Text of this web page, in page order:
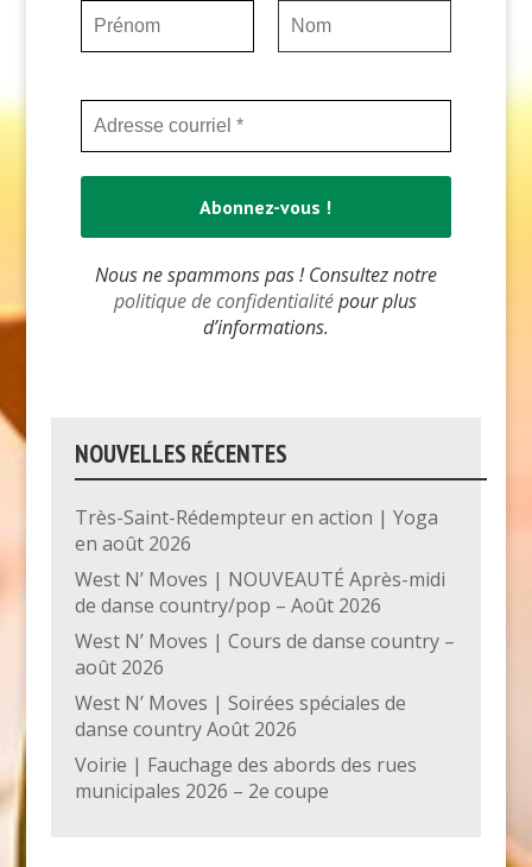
Nous ne spammons pas ! Consultez notre
politique de confidentialitépour plus
d’informations.
NOUVELLES RÉCENTES
Très-Saint-Rédempteur en action | Yoga
en août 2026
West N’ Moves | NOUVEAUTÉ Après-midi
de danse country/pop – Août 2026
West N’ Moves | Cours de danse country –
août 2026
West N’ Moves | Soirées spéciales de
danse country Août 2026
Voirie | Fauchage des abords des rues
municipales 2026 – 2e coupe